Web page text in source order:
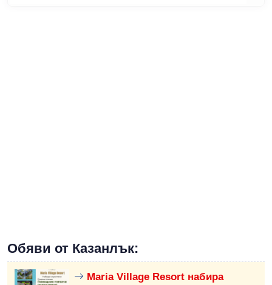
Обяви от Казанлък:
Maria Village Resort набира